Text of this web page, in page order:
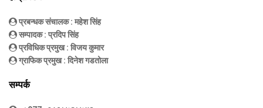
प्रबन्धक संचालक: महेश सिंह
सम्पादक: प्रदिप सिंह
प्रविधिक प्रमुख: विजय कुमार
ग्राफिक प्रमुख: दिनेश गडतोला
सम्पर्क